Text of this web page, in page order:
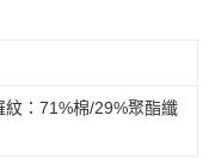
：71%棉/29%聚酯纖